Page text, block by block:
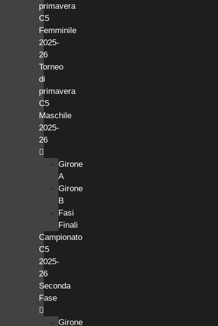
primavera
C5
Femminile
2025-
26
Torneo
di
primavera
C5
Maschile
2025-
26
Girone
A
Girone
B
Fasi
Finali
Campionato
C5
2025-
26
Seconda
Fase
Girone